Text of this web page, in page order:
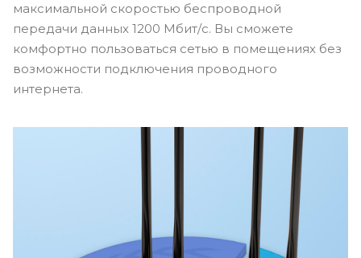
максимальной скоростью беспроводной
передачи данных 1200 Мбит/с. Вы сможете
комфортно пользоваться сетью в помещениях без
возможности подключения проводного
интернета.